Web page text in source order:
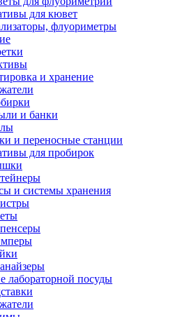
для кювет
флуориметры
и хранение
и банки
и переносные станции
для пробирок
и системы хранения
лабораторной посуды